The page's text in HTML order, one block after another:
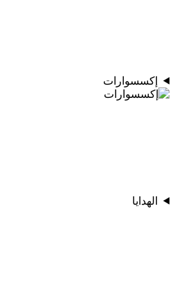
إكسسوارات
الهدايا